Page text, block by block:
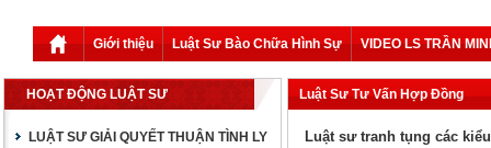
Giới thiệu Luật Sư Bào Chữa Hình Sự VIDEO LS TRẦN
HOẠT ĐỘNG LUẬT SƯ
LUẬT SƯ GIẢI QUYẾT THUẬN TÌNH LY
Luật Sư Tư Vấn Hợp Đồng
Luật sư tranh tụng các